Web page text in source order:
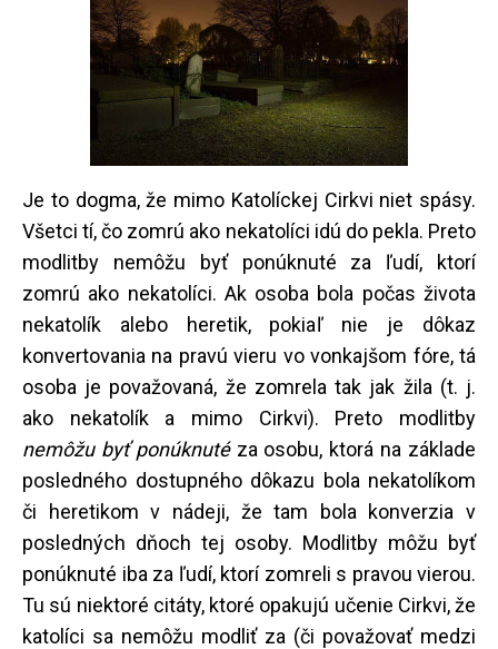
Je to dogma, že mimo Katolíckej Cirkvi niet spásy.
Všetci tí, čo zomrú ako nekatolíci idú do pekla. Preto
modlitby nemôžu byť ponúknuté za ľudí, ktorí
zomrú ako nekatolíci. Ak osoba bola počas života
nekatolík alebo heretik, pokiaľ nie je dôkaz
konvertovania na pravú vieru vo vonkajšom fóre, tá
osoba je považovaná, že zomrela tak jak žila (t. j.
ako nekatolík a mimo Cirkvi). Preto modlitby
nemôžu byť ponúknutéza osobu, ktorá na základe
posledného dostupného dôkazu bola nekatolíkom
či heretikom v nádeji, že tam bola konverzia v
posledných dňoch tej osoby. Modlitby môžu byť
ponúknuté iba za ľudí, ktorí zomreli s pravou vierou.
Tu sú niektoré citáty, ktoré opakujú učenie Cirkvi, že
katolíci sa nemôžu modliť za (či považovať medzi